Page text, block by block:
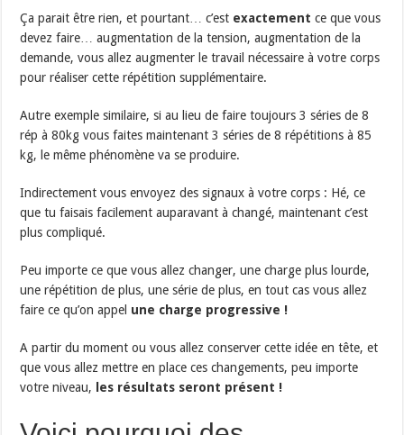
Ça parait être rien, et pourtant… c’est exactement ce que vous
devez faire… augmentation de la tension, augmentation de la
demande, vous allez augmenter le travail nécessaire à votre corps
pour réaliser cette répétition supplémentaire.
Autre exemple similaire, si au lieu de faire toujours 3 séries de 8
rép à 80kg vous faites maintenant 3 séries de 8 répétitions à 85
kg, le même phénomène va se produire.
Indirectement vous envoyez des signaux à votre corps : Hé, ce
que tu faisais facilement auparavant à changé, maintenant c’est
plus compliqué.
Peu importe ce que vous allez changer, une charge plus lourde,
une répétition de plus, une série de plus, en tout cas vous allez
faire ce qu’on appel une charge progressive !
A partir du moment ou vous allez conserver cette idée en tête, et
que vous allez mettre en place ces changements, peu importe
votre niveau,
les résultats seront présent !